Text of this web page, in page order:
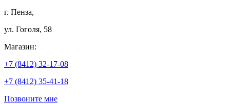
г. Пенза,
ул. Гоголя, 58
Магазин:
+7 (8412) 32-17-08
+7 (8412) 35-41-18
Позвоните мне